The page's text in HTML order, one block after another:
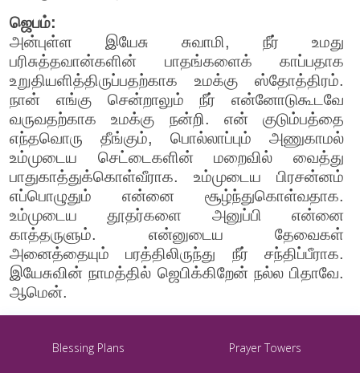
ஜெபம்:
அன்புள்ள இயேசு சுவாமி, நீர் உமது
பரிசுத்தவான்களின் பாதங்களைக் காப்பதாக
உறுதியளித்திருப்பதற்காக உமக்கு ஸ்தோத்திரம்.
நான் எங்கு சென்றாலும் நீர் என்னோடுகூடவே
வருவதற்காக உமக்கு நன்றி. என் குடும்பத்தை
எந்தவொரு தீங்கும், பொல்லாப்பும் அணுகாமல்
உம்முடைய செட்டைகளின் மறைவில் வைத்து
பாதுகாத்துக்கொள்வீராக. உம்முடைய பிரசன்னம்
எப்பொழுதும் என்னை சூழ்ந்துகொள்வதாக.
உம்முடைய தூதர்களை அனுப்பி என்னை
காத்தருளும். என்னுடைய தேவைகள்
அனைத்தையும் பரத்திலிருந்து நீர் சந்திப்பீராக.
இயேசுவின் நாமத்தில் ஜெபிக்கிறேன் நல்ல பிதாவே.
ஆமென்.
Blessing Plans Prayer Towers